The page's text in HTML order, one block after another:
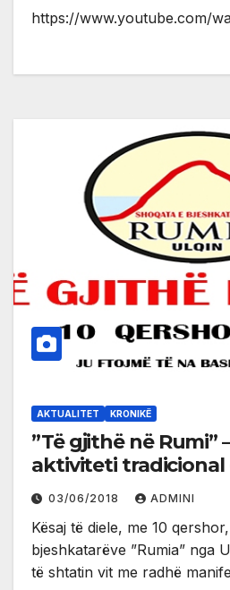
https://www.youtube.com/
AKTUALITET KRONIKË
”Të gjithë në Rumi”
aktiviteti
03/06/2018 ADMINI
Kësaj të diele, me 10
bjeshkatarëve ”Rumia” nga
të shtatin vit me radhë